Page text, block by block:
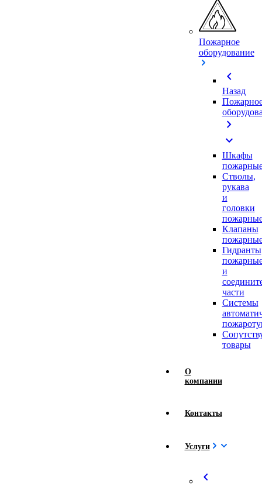
Пожарное
оборудование
chevron_left
Назад
chevron_right
expand_more
Шкафы
Стволы,
рукава
и
головки
Клапаны
Гидранты
и
части
Системы
товары
О
компании
Контакты
Услуги
chevron_left